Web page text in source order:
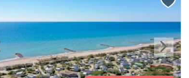
Next